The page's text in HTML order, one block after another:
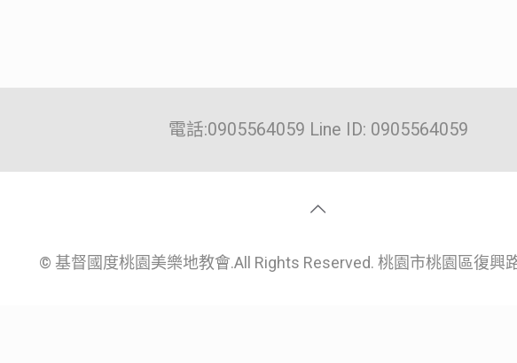
電話:0905564059 Line ID: 0905564059
© 基督國度桃園美樂地教會.All Rights Reserved. 桃園市桃園區復興